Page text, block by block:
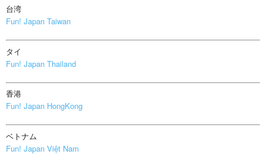
台湾
Fun! Japan Taiwan
タイ
Fun! Japan Thailand
香港
Fun! Japan HongKong
ベトナム
Fun! Japan Việt Nam